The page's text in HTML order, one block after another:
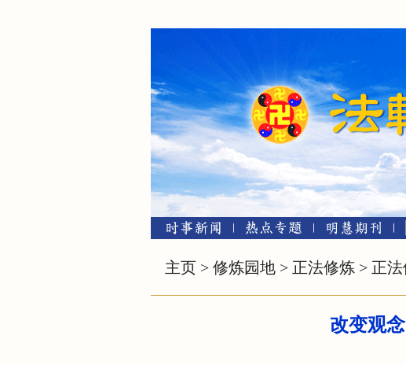
主页 > 修炼园地 > 正法修炼 > 正
改变观